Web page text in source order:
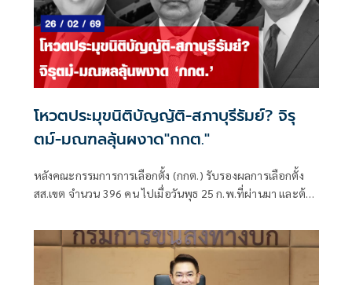
โหวตประมุขนิติบัญญัติ-สภาบุรีรัมย์? จิรุ
ตม์-มณฑลลุ้นผงาด"กกต."
หลังคณะกรรมการการเลือกตั้ง (กกต.) รับรองผลการเลือกตั้ง
สส.เขต จำนวน 396 คน ไปเมื่อวันพุธ 25 ก.พ.ที่ผ่านมา และต้น